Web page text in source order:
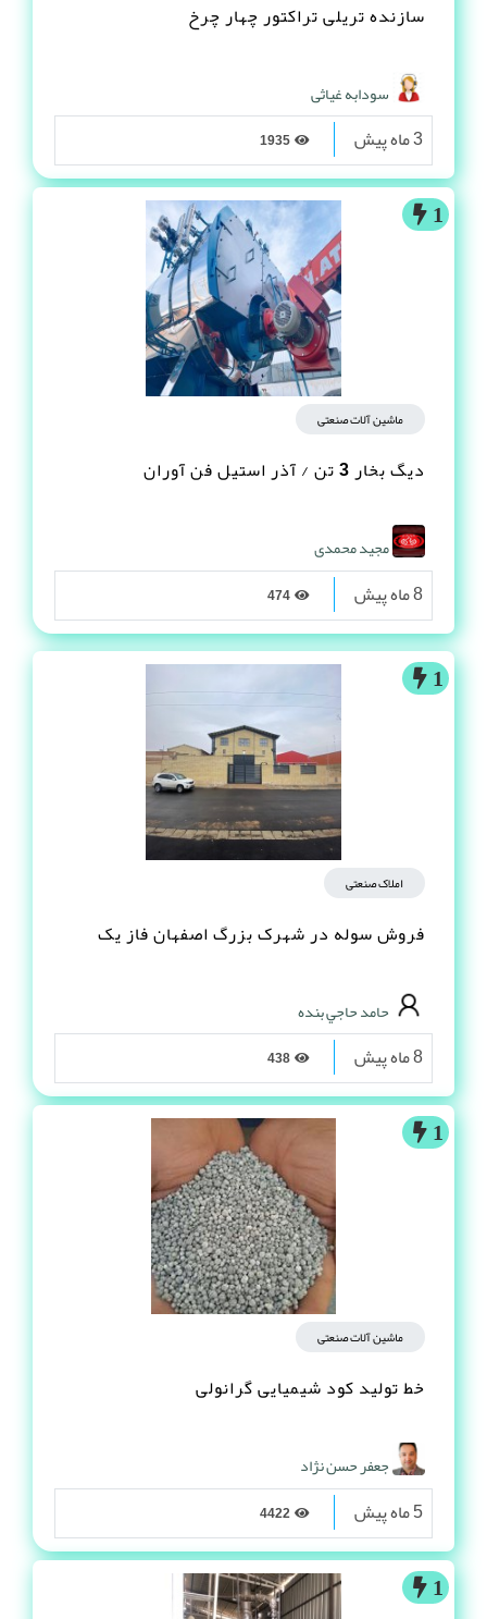
سازنده تریلی تراکتور چهار چرخ
سودابه غیاثی
3 ماه پیش
1
ماشین آلات صنعتی
دیگ بخار 3 تن / آذر استیل فن آوران
مجید محمدی
8 ماه پیش
1
املاک صنعتی
فروش سوله در شهرک بزرگ اصفهان فاز یک
حامد حاجي بنده
8 ماه پیش
1
ماشین آلات صنعتی
خط تولید کود شیمیایی گرانولی
جعفر حسن نژاد
5 ماه پیش
1